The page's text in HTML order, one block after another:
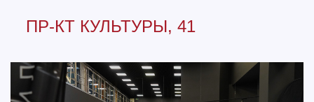
ПР-КТ КУЛЬТУРЫ, 41